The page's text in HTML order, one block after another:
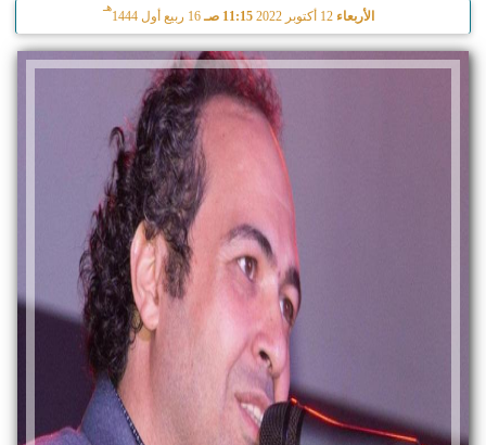
الأربعاء 11:15 صـ 16 ربيع أول 1444
هـ